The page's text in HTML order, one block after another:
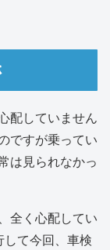
配していません
ですが乗ってい
は見られなかっ
全く心配してい
て今回、車検